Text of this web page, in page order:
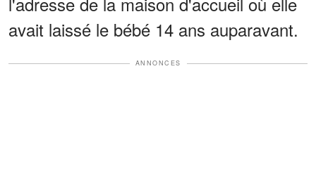
avait laissé le bébé 14 ans auparavant.
ANNONCES